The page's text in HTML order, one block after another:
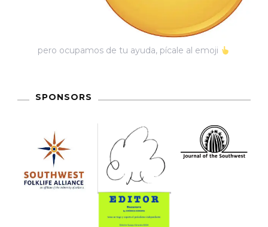
pero ocupamos de tu ayuda, pícale al emoji
SPONSORS